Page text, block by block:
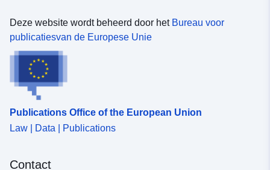
Deze website wordt beheerd door het Bureau voor
publicatiesvan de Europese Unie
Publications Office of the European Union
Law | Data | Publications
Contact